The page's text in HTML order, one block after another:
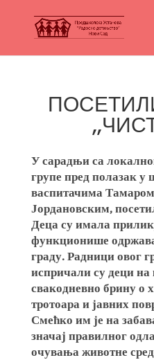
У сарадњи са
групе пред полазак у
васпитачима
Јордановским,
Деца су имала
функционише
граду. Радници овог
испричали су деци на
свакодневно брину о
тротоара и јавних
Смећко им је на
значај правилног
очувања животне